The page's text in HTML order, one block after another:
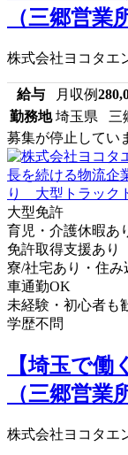
（三郷営業
株式会社ヨコタエ
給与 月収例
勤務地 埼玉県 三
募集が停止してい
大型免許
育児・介護休暇あ
免許取得支援あり
寮/社宅あり・住み
車通勤OK
未経験・初心者も
学歴不問
【埼玉で
（三郷営業
株式会社ヨコタエ